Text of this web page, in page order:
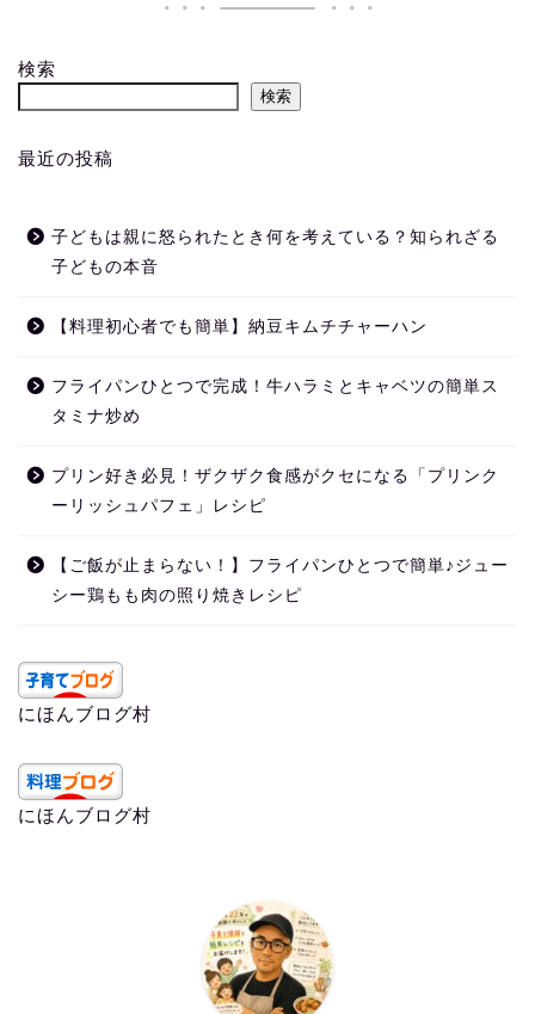
検索
検索
最近の投稿
子どもは親に怒られたとき何を考えている？知られざる
子どもの本音
【料理初心者でも簡単】納豆キムチチャーハン
フライパンひとつで完成！牛ハラミとキャベツの簡単ス
タミナ炒め
プリン好き必見！ザクザク食感がクセになる「プリンク
ーリッシュパフェ」レシピ
【ご飯が止まらない！】フライパンひとつで簡単♪ジュー
シー鶏もも肉の照り焼きレシピ
にほんブログ村
にほんブログ村